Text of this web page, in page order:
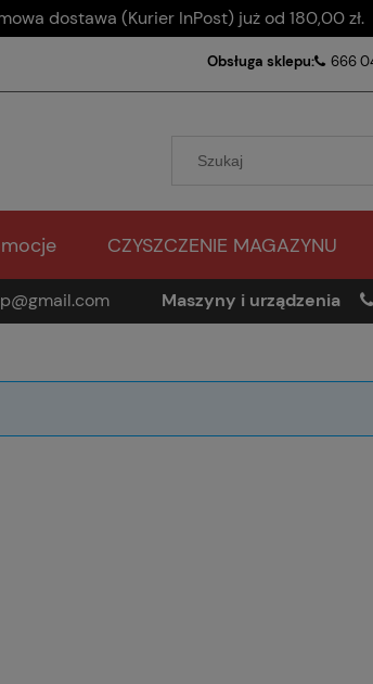
dostawa (Kurier InPost) już od 180,00 zł.
Obsługa sklepu: 666
CZYSZCZENIE MAGAZYNU
Maszyny i urządzenia